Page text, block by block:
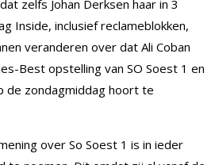
zelfs Johan Derksen haar in 3
Inside, inclusief reclameblokken,
veranderen over dat Ali Coban
Best opstelling van SO Soest 1 en
de zondagmiddag hoort te
over So Soest 1 is in ieder